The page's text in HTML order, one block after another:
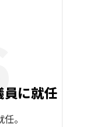
員に就任
。